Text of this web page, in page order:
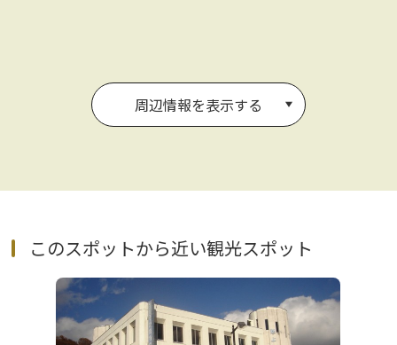
周辺情報を表示する
このスポットから近い観光スポット